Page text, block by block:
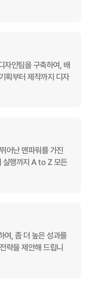
자인팀을 구축하여, 배
획부터 제작까지 디자
어난 맨파워를 가진
실행까지 A to Z 모든
여, 좀 더 높은 성과를
략을 제안해 드립니